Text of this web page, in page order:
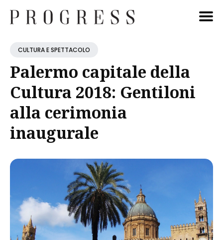
Cerca
CULTURA E SPETTACOLO
Palermo capitale della
Cultura 2018: Gentiloni
alla cerimonia
inaugurale